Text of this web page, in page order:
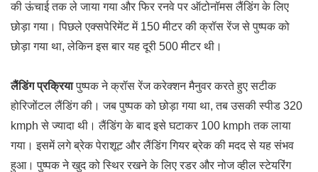
की ऊंचाई तक ले जाया गया और फिर रनवे पर ऑटोनॉमस लैंडिंग के लिए
छोड़ा गया। पिछले एक्सपेरिमेंट में 150 मीटर की क्रॉस रेंज से पुष्पक को
छोड़ा गया था, लेकिन इस बार यह दूरी 500 मीटर थी।
लैंडिंग प्रक्रियापुष्पक ने क्रॉस रेंज करेक्शन मैनुवर करते हुए सटीक
होरिजोंटल लैंडिंग की। जब पुष्पक को छोड़ा गया था, तब उसकी स्पीड 320
kmph से ज्यादा थी। लैंडिंग के बाद इसे घटाकर 100 kmph तक लाया
गया। इसमें लगे ब्रेक पेराशूट और लैंडिंग गियर ब्रेक की मदद से यह संभव
हुआ। पुष्पक ने खुद को स्थिर रखने के लिए रडर और नोज व्हील स्टेयरिंग